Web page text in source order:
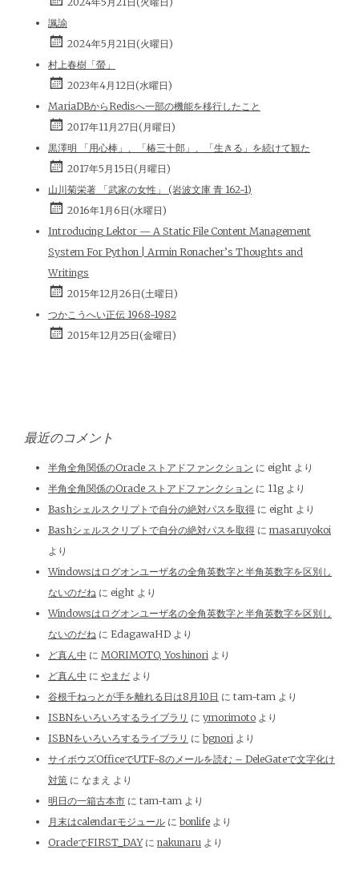
諷諭
2024年5月21日(火曜日)
村上春樹「螢」
2023年4月12日(水曜日)
MariaDBからRedisへ一部の機能を移行したこと
2017年11月27日(月曜日)
黒澤明 「用心棒」、「椿三十郎」、「生きる」を続けて観た
2017年5月15日(月曜日)
山川菊栄著 「武家の女性」 (岩波文庫 青 162-1)
2016年1月6日(水曜日)
Introducing Lektor — A Static File Content Management
System For Python | Armin Ronacher’s Thoughts and
Writings
2015年12月26日(土曜日)
つかこうへい正伝 1968-1982
2015年12月25日(金曜日)
最近のコメント
半角全角関係のOracle ストアドファンクション に eight より
半角全角関係のOracle ストアドファンクション に 11g より
Bashシェルスクリプトで自分の絶対パスを取得 に eight より
Bashシェルスクリプトで自分の絶対パスを取得 に masaruyokoi
より
Windowsはログオンユーザ名の全角英数字と半角英数字を区別し
ないのだね に eight より
Windowsはログオンユーザ名の全角英数字と半角英数字を区別し
ないのだね に EdagawaHD より
ど真ん中 に MORIMOTO, Yoshinori より
ど真ん中 に やまだ より
谷根千ねっとが手を離れる日は8月10日 に tam-tam より
ISBNをいろいろするライブラリ に ymorimoto より
ISBNをいろいろするライブラリ に bgnori より
サイボウズOfficeでUTF-8のメールを読む – DeleGateで文字化け
対策 に なまえ より
明日の一箱古本市 に tam-tam より
月末はcalendarモジュール に bonlife より
OracleでFIRST_DAYに nakunaru より